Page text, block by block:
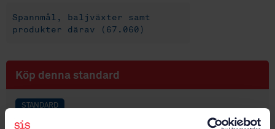
Spannmål, baljväxter samt
produkter därav (67.060)
Köp denna standard
STANDARD
SVENSK STANDARD